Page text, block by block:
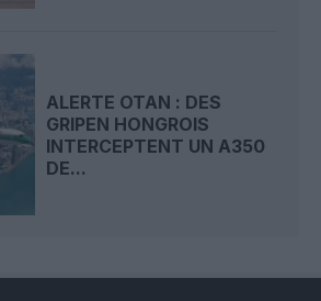
ALERTE OTAN : DES
GRIPEN HONGROIS
INTERCEPTENT UN A350
DE...